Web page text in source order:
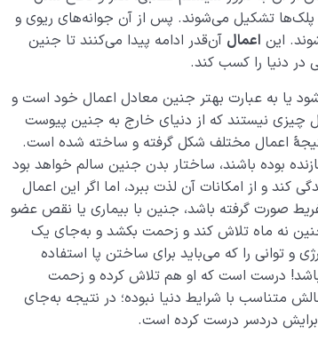
تشکیل می‌‌شوند. پس از آن جوانه‌های ریوی و
این اعمال آن‌قدر ادامه پیدا می‌کنند تا جنین
در دنیا را کسب کند.
یا به عبارت بهتر جنین معادل اعمال خود است و
چیزی نیستند که از دنیای خارج به جنین پیوست
اعمال مختلف شکل گرفته و ساخته شده است.
بوده باشند، ساختار بدن جنین سالم خواهد بود
کند و از امکانات آن لذت ببرد، اما اگر این اعمال
صورت گرفته باشد، جنین با بیماری یا نقص عضو
نه ماه تلاش کند و زحمت بکشد و به‌جای یک
و توانی را که می‌باید برای ساختن پا استفاده
درست است که او هم تلاش کرده و زحمت
متناسب با شرایط دنیا نبوده؛ در نتیجه به‌جای
دردسر درست کرده است.